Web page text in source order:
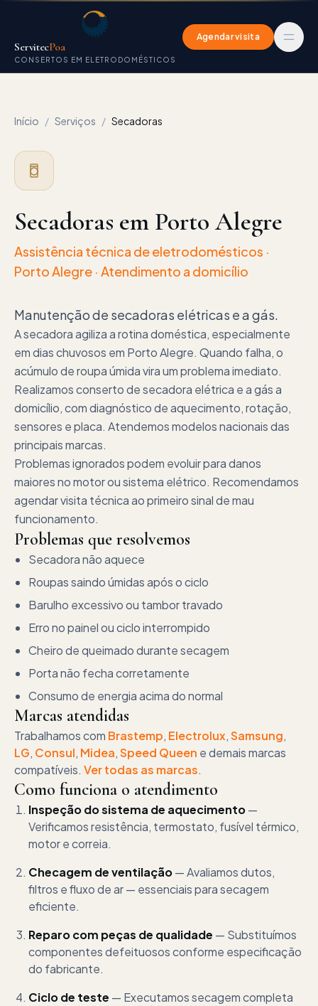
ServitecPoa
CONSERTOS EM ELETRODOMÉSTICOS
Agendar visita
Início / Serviços / Secadoras
Secadoras em Porto Alegre
Assistência técnica de eletrodomésticos ·
Porto Alegre · Atendimento a domicílio
Manutenção de secadoras elétricas e a gás.
A secadora agiliza a rotina doméstica, especialmente
em dias chuvosos em Porto Alegre. Quando falha, o
acúmulo de roupa úmida vira um problema imediato.
Realizamos conserto de secadora elétrica e a gás a
domicílio, com diagnóstico de aquecimento, rotação,
sensores e placa. Atendemos modelos nacionais das
principais marcas.
Problemas ignorados podem evoluir para danos
maiores no motor ou sistema elétrico. Recomendamos
agendar visita técnica ao primeiro sinal de mau
funcionamento.
Problemas que resolvemos
Secadora não aquece
Roupas saindo úmidas após o ciclo
Barulho excessivo ou tambor travado
Erro no painel ou ciclo interrompido
Cheiro de queimado durante secagem
Porta não fecha corretamente
Consumo de energia acima do normal
Marcas atendidas
Trabalhamos com Brastemp, Electrolux,Samsung,
LG, Consul, Midea,Speed Queen e demais marcas
compatíveis. Ver todas as marcas.
Como funciona o atendimento
Inspeção do sistema de aquecimento—
Verificamos resistência, termostato, fusível térmico,
motor e correia.
Checagem de ventilação—Avaliamos dutos,
filtros e fluxo de ar — essenciais para secagem
eficiente.
Reparo com peças de qualidade — Substituímos
componentes defeituosos conforme especificação
do fabricante.
Ciclo de teste — Executamos secagem completa